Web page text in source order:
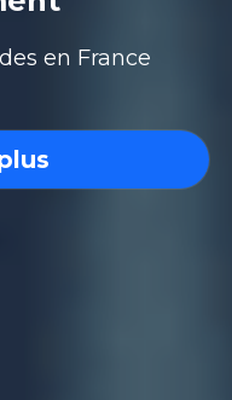
en France